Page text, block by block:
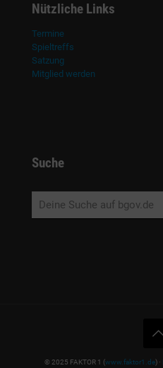
Nützliche Links
Termine
Spieltreffs
Satzung
Mitglied werden
Suche
© 2025 FAKTOR 1 (www.faktor1.de) ·